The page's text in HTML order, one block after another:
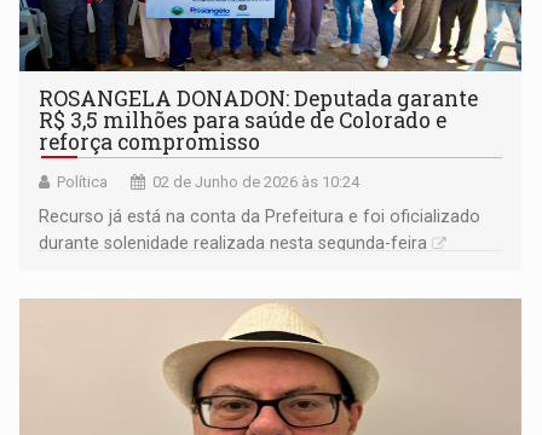
ROSANGELA DONADON: Deputada garante
R$ 3,5 milhões para saúde de Colorado e
reforça compromisso
Política 02 de Junho de 2026 às 10:24
Recurso já está na conta da Prefeitura e foi oficializado
durante solenidade realizada nesta segunda-feira